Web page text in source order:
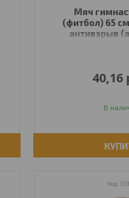
Мяч
(фитбол) 65
антивзрыв
40,16
В